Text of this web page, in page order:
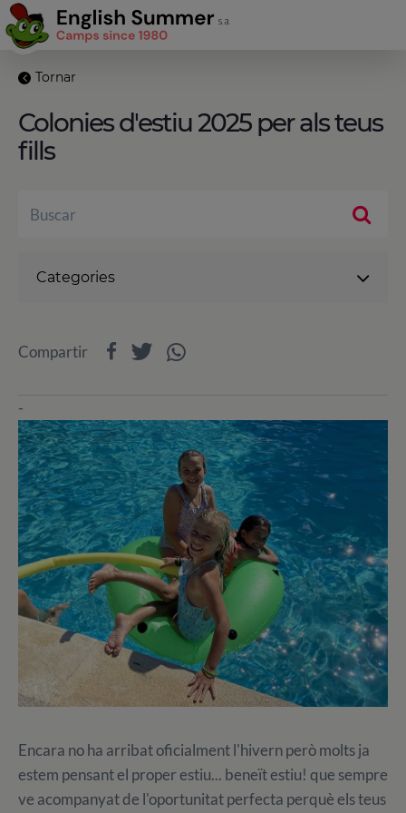
Tornar
Colonies d'estiu 2025 per als teus
fills
-
Encara no ha arribat oficialment l'hivern però molts ja
estem pensant el proper estiu... beneït estiu! que sempre
ve acompanyat de l'oportunitat perfecta perquè els teus
Categories
Compartir